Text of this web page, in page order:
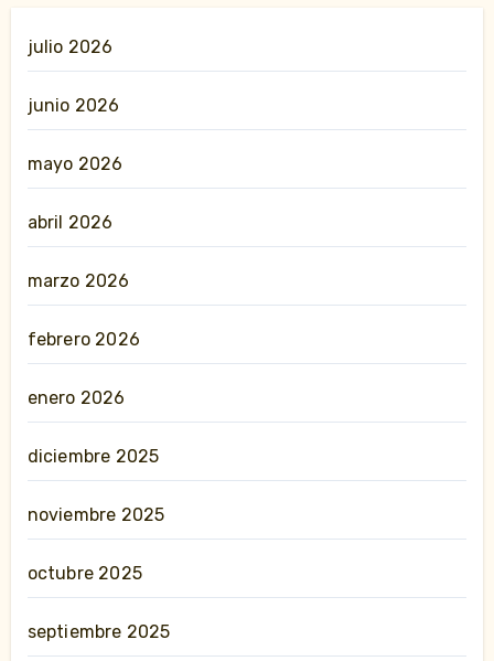
julio 2026
junio 2026
mayo 2026
abril 2026
marzo 2026
febrero 2026
enero 2026
diciembre 2025
noviembre 2025
octubre 2025
septiembre 2025